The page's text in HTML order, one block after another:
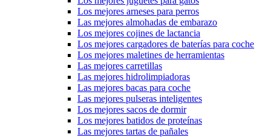
Los mejores arneses para perros
Las mejores almohadas de embarazo
Los mejores cojines de lactancia
Los mejores cargadores de baterías para coche
Los mejores maletines de herramientas
Las mejores carretillas
Las mejores hidrolimpiadoras
Las mejores bacas para coche
Las mejores pulseras inteligentes
Los mejores sacos de dormir
Los mejores batidos de proteínas
Las mejores tartas de pañales